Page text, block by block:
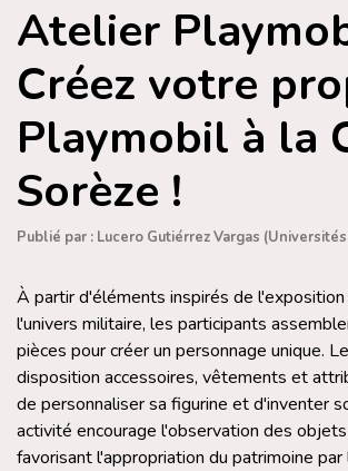
Atelier
Créez votre
Playmobil à la
Sorèze !
Publié par : Lucero Gutiérrez Vargas
À partir d'éléments inspirés de l'exposition
l'univers militaire, les participants
pièces pour créer un personnage unique.
disposition accessoires, vêtements et
de personnaliser sa figurine et d'inventer
activité encourage l'observation des
favorisant l'appropriation du patrimoine par